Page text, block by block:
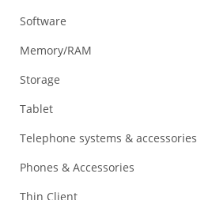
Software
Memory/RAM
Storage
Tablet
Telephone systems & accessories
Phones & Accessories
Thin Client